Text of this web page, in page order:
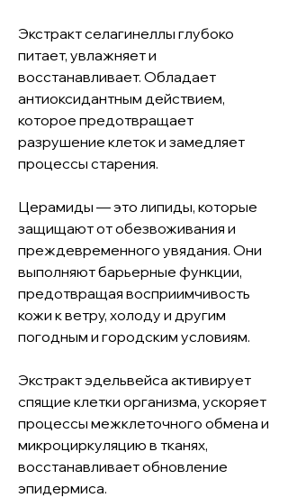
Экстракт селагинеллы глубоко
питает, увлажняет и
восстанавливает. Обладает
антиоксидантным действием,
которое предотвращает
разрушение клеток и замедляет
процессы старения.
Церамиды — это липиды, которые
защищают от обезвоживания и
преждевременного увядания. Они
выполняют барьерные функции,
предотвращая восприимчивость
кожи к ветру, холоду и другим
погодным и городским условиям.
Экстракт эдельвейса активирует
спящие клетки организма, ускоряет
процессы межклеточного обмена и
микроциркуляцию в тканях,
восстанавливает обновление
эпидермиса.